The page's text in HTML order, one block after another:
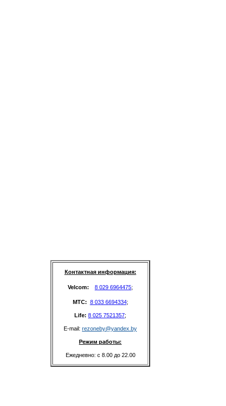
Контактная информация:
Velcom: 8 029 6964475;
MTC: 8 033 6694334;
Life: 8 025 7521357;
E-mail: rezoneby@yandex.by
Режим работы:
Ежедневно: с 8.00 до 22.00